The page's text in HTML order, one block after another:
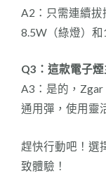
A2：只需連續拔
8.5W（綠燈）和
Q3：這款電子
A3：是的，Zgar
通用彈，使用靈
趕快行動吧！選
致體驗！